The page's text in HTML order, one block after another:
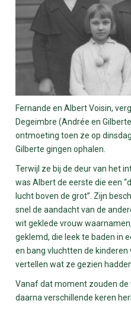
Fernande en Albert Voisin,
Degeimbre (Andrée en
ontmoeting toen ze op
Gilberte gingen ophalen.
Terwijl ze bij de deur van het
was Albert de eerste die een
lucht boven de grot”. Zijn
snel de aandacht van de
wit geklede vrouw
geklemd, die leek te baden in
en bang vluchtten de
vertellen wat ze gezien
Vanaf dat moment zouden de
daarna verschillende keren